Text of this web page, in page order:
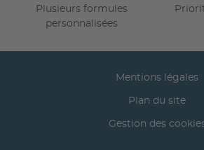
Plusieurs formules
personnalisées
Mentions légales
Plan du site
Gestion des